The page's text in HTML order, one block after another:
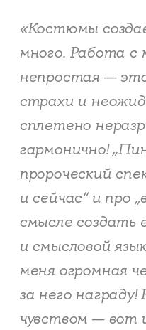
«Костюмы
много. Работа с
непростая —
страхи и
сплетено
гармонично!
пророческий
и сейчас“ и про
смысле создать
и смысловой
меня огромная
за него
чувством — вот